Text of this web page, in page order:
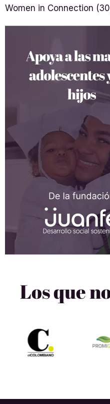
Women in Connection
Los que